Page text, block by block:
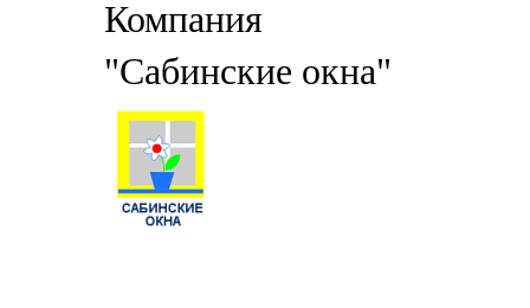
Компания
"Сабинские окна"